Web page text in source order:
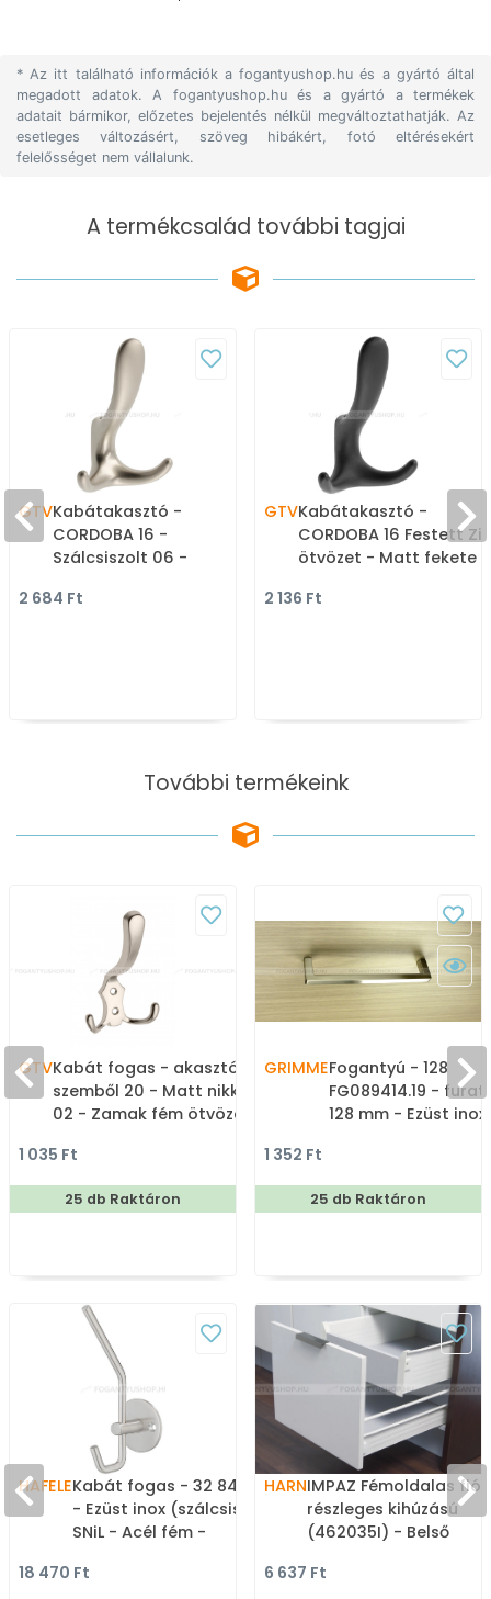
* Az itt található információk a fogantyushop.hu és a gyártó által
megadott adatok. A fogantyushop.hu és a gyártó a termékek
adatait bármikor, előzetes bejelentés nélkül megváltoztathatják. Az
esetleges változásért, szöveg hibákért, fotó eltérésekért
felelősséget nem vállalunk.
A termékcsalád további tagjai
GTVKabátakasztó -
CORDOBA 16 -
Szálcsiszolt 06 -
fogas
2 684 Ft
GTVKabátakasztó -
CORDOBA 16 Festett
ötvözet - Matt fekete
Kombinált, kalaptartós
2 136 Ft
További termékeink
GTVKabát fogas - akasztós
szemből 20 - Matt nikkel
02 - Zamak fém ötvözet
fogas
1 035 Ft
25 db Raktáron
GRIMMEFogantyú - 128
FG089414.19 -
128 mm - Ezüst inox
gyártott fém
bútorfogantyú
1 352 Ft
25 db Raktáron
HAFELEKabát fogas - 32 842.32
- Ezüst inox (szálcsiszolt)
SNiL - Acél fém -
fogas
18 470 Ft
HARNIMPAZ Fémoldalas fiók
részleges kihúzású
(462035I) - Belső
fiókok, fém
6 637 Ft